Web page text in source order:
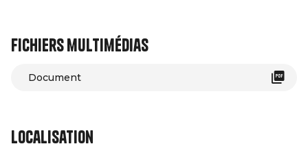
Fichiers multimédias
Document
Localisation